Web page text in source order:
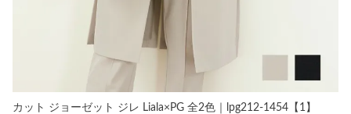
カット ジョーゼット ジレ Liala×PG 全2色｜lpg212-1454【1】